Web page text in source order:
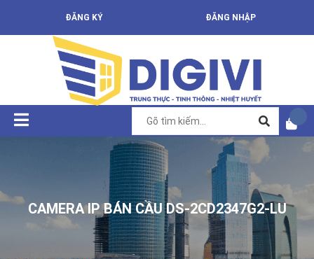
ĐĂNG KÝ ĐĂNG NHẬP
CAMERA IP BÁN CẦU DS-2CD2347G2-LU